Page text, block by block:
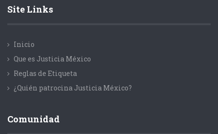
Site Links
Inicio
Que es Justicia México
Reglas de Etiqueta
¿Quién patrocina Justicia México?
Comunidad